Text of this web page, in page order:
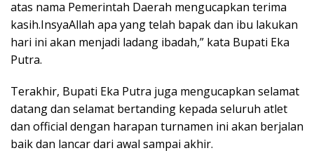
atas nama Pemerintah Daerah mengucapkan terima
kasih.InsyaAllah apa yang telah bapak dan ibu lakukan
hari ini akan menjadi ladang ibadah,” kata Bupati Eka
Putra.
Terakhir, Bupati Eka Putra juga mengucapkan selamat
datang dan selamat bertanding kepada seluruh atlet
dan official dengan harapan turnamen ini akan berjalan
baik dan lancar dari awal sampai akhir.